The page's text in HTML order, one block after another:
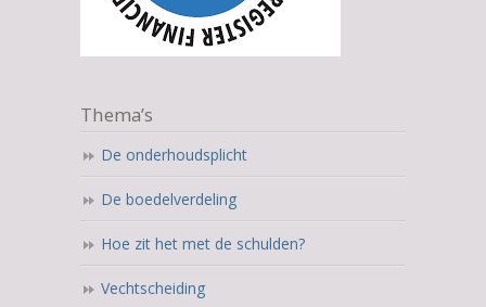
Thema’s
De onderhoudsplicht
De boedelverdeling
Hoe zit het met de schulden?
Vechtscheiding